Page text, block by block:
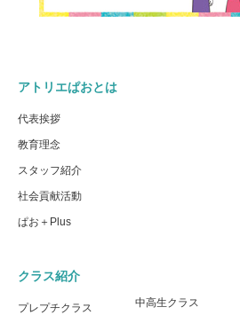
アトリエぱおとは
代表挨拶
教育理念
スタッフ紹介
社会貢献活動
ぱお＋Plus
クラス紹介
プレプチクラス 中高生クラス